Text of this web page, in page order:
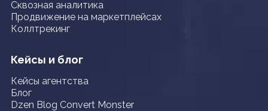
Сквозная аналитика
Продвижение на маркетплейсах
Коллтрекинг
Кейсы и блог
Кейсы агентства
Блог
Dzen Blog Convert Monster